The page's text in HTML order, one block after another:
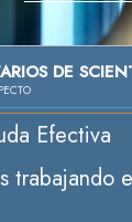
DE
Efectiva
trabajando